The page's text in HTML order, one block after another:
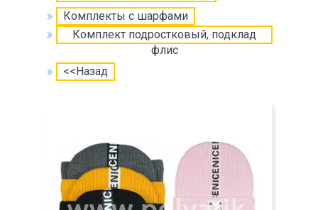
Комплекты с шарфами
Комплект подростковый, подклад
флис
<<Назад